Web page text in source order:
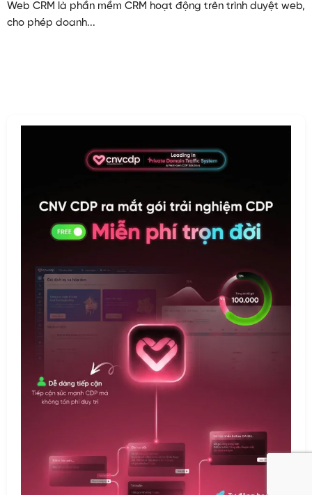
Web CRM là phần mềm CRM hoạt động trên trình duyệt web,
cho phép doanh...